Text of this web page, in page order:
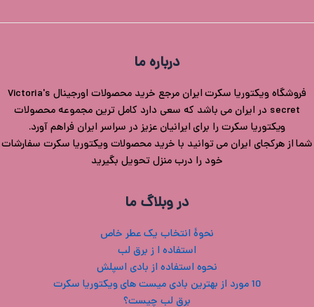
درباره ما
فروشگاه ویکتوریا سکرت ایران مرجع خرید محصولات اورجینال Victoria's
secret در ایران می باشد که سعی دارد کامل ترین مجموعه محصولات
ویکتوریا سکرت را برای ایرانیان عزیز در سراسر ایران فراهم آورد.
شما از هرکجای ایران می توانید با خرید محصولات ویکتوریا سکرت سفارشات
خود را درب منزل تحویل بگیرید
در وبلاگ ما
نحوۀ انتخاب یک عطر خاص
استفاده ا ز برق لب
نحوه استفاده از بادی اسپلش
10 مورد از بهترین بادی میست های ویکتوریا سکرت
برق لب چیست؟